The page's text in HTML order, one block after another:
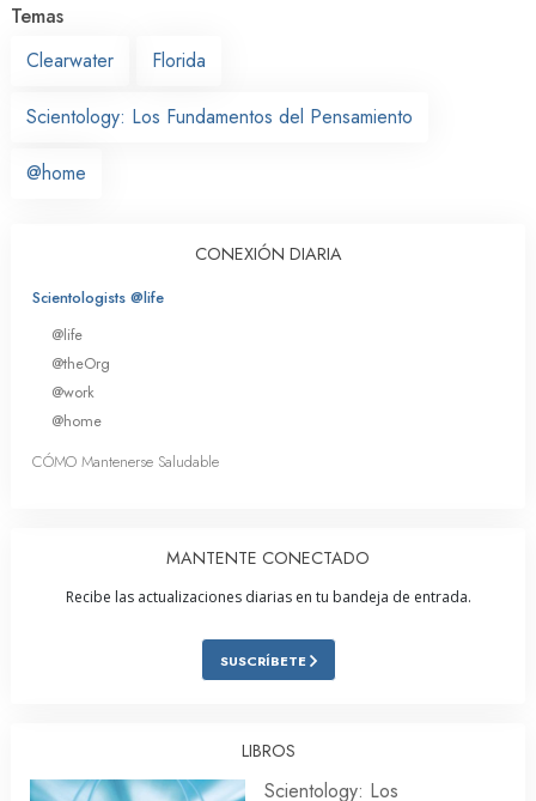
Temas
Clearwater
Florida
Scientology: Los Fundamentos del Pensamiento
@home
CONEXIÓN DIARIA
Scientologists @life
@life
@theOrg
@work
@home
CÓMO Mantenerse Saludable
MANTENTE CONECTADO
Recibe las actualizaciones diarias en tu bandeja de entrada.
SUSCRÍBETE
LIBROS
Scientology: Los